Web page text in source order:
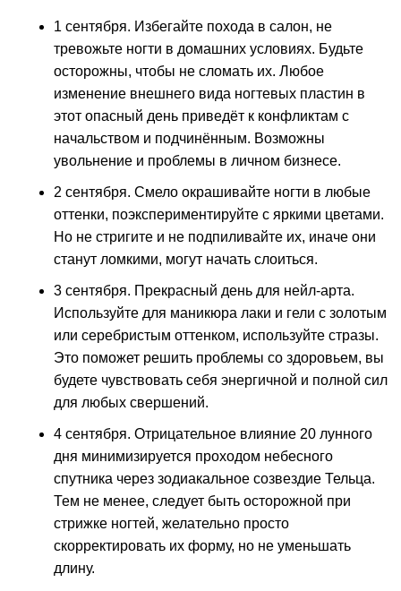
1 сентября. Избегайте похода в салон, не
тревожьте ногти в домашних условиях. Будьте
осторожны, чтобы не сломать их. Любое
изменение внешнего вида ногтевых пластин в
этот опасный день приведёт к конфликтам с
начальством и подчинённым. Возможны
увольнение и проблемы в личном бизнесе.
2 сентября. Смело окрашивайте ногти в любые
оттенки, поэкспериментируйте с яркими цветами.
Но не стригите и не подпиливайте их, иначе они
станут ломкими, могут начать слоиться.
3 сентября. Прекрасный день для нейл-арта.
Используйте для маникюра лаки и гели с золотым
или серебристым оттенком, используйте стразы.
Это поможет решить проблемы со здоровьем, вы
будете чувствовать себя энергичной и полной сил
для любых свершений.
4 сентября. Отрицательное влияние 20 лунного
дня минимизируется проходом небесного
спутника через зодиакальное созвездие Тельца.
Тем не менее, следует быть осторожной при
стрижке ногтей, желательно просто
скорректировать их форму, но не уменьшать
длину.